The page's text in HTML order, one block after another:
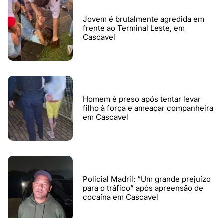
Jovem é brutalmente agredida em
frente ao Terminal Leste, em
Cascavel
Homem é preso após tentar levar
filho à força e ameaçar companheira
em Cascavel
Policial Madril: “Um grande prejuízo
para o tráfico” após apreensão de
cocaína em Cascavel